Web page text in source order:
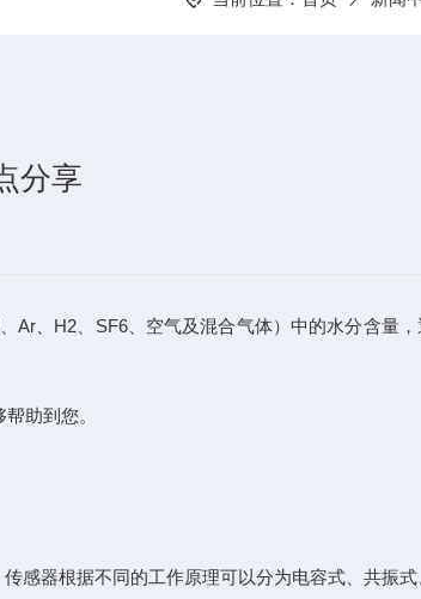
分享
、H2、SF6、空气及混合气体）中的水分含量
助到您。
器根据不同的工作原理可以分为电容式、共振式